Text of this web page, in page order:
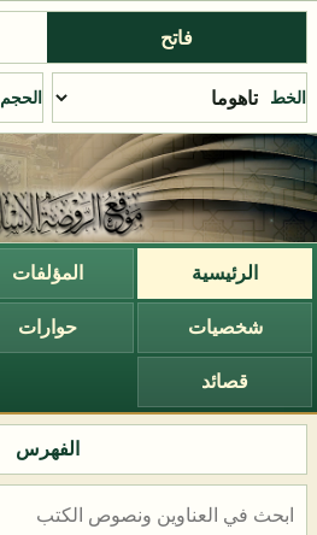
فاتح
الخط الحجم
الرئيسية المؤلفات
شخصيات حوارات
قصائد
الفهرس